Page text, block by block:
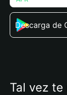
Descarga de
Tal vez